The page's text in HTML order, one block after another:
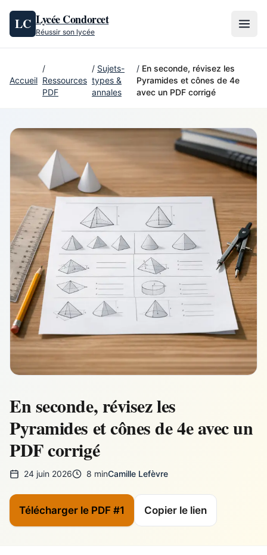
Aller au contenu
LC Lycée Condorcet
Réussir son lycée
Accueil
/
Ressources
PDF
/ Sujets-
types &
annales
/ En seconde, révisez les
Pyramides et cônes de 4e
avec un PDF corrigé
En seconde, révisez les
Pyramides et cônes de 4e avec un
PDF corrigé
24 juin 2026 8 minCamille Lefèvre
Télécharger le PDF #1 Copier le lien